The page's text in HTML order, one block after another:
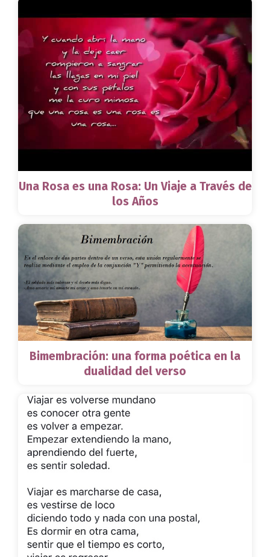
Una Rosa es una Rosa: Un Viaje a Través de
los Años
Bimembración: una forma poética en la
dualidad del verso